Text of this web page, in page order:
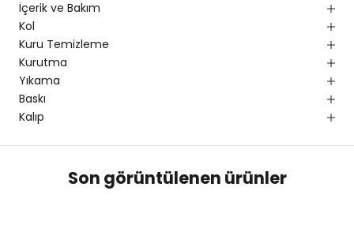
İçerik ve Bakım
Kol
Kuru Temizleme
Kurutma
Yıkama
Baskı
Kalıp
Son görüntülenen ürünler